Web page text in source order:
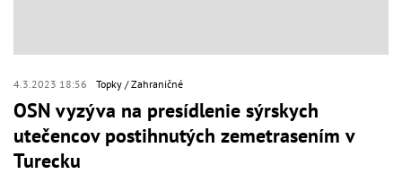
4.3.2023 18:56 Topky Zahraničné
OSN vyzýva na presídlenie sýrskych
utečencov postihnutých zemetrasením v
Turecku